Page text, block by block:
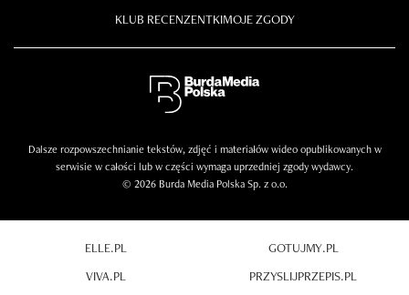
KLUB RECENZENTKIMOJE ZGODY
Dalsze rozpowszechnianie tekstów, zdjęć i materiałów wideo opublikowanych w
serwisie w całości lub w części wymaga uprzedniej zgody wydawcy.
© 2026 Burda Media Polska Sp. z o.o.
ELLE.PL
VIVA.PL
GOTUJMY.PL
PRZYSLIJPRZEPIS.PL